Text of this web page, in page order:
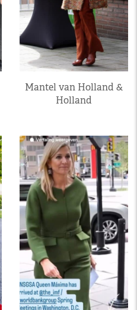
Mantel van Holland &
Holland